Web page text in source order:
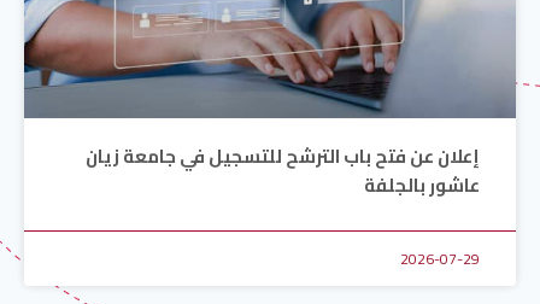
إعلان عن فتح باب الترشح للتسجيل في جامعة زيان
عاشور بالجلفة
2026-07-29